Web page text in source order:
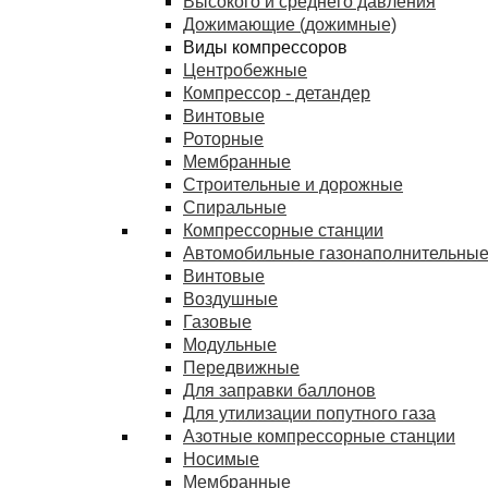
Дожимающие (дожимные)
Виды компрессоров
Центробежные
Компрессор - детандер
Винтовые
Роторные
Мембранные
Строительные и дорожные
Спиральные
Компрессорные станции
Автомобильные
Винтовые
Воздушные
Газовые
Модульные
Передвижные
Для заправки баллонов
Для утилизации попутного газа
Азотные компрессорные станции
Носимые
Мембранные